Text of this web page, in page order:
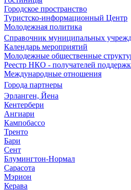
Городское пространство
Туристско-информационный Центр
Молодежная политика
Справочник муниципальных
Календарь мероприятий
Молодежные общественные
Реестр НКО - получателей
Международные отношения
Города партнеры
Эрланген, Йена
Кентербери
Ангиари
Кампобассо
Тренто
Бари
Сент
Блумингтон-Нормал
Сарасота
Мэрион
Керава